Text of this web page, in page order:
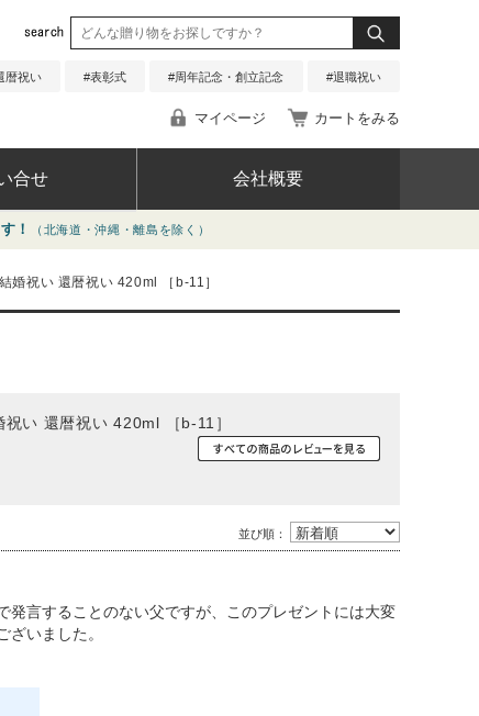
暦祝い 表彰式 周年記念・創立記念 退職祝い
マイページ カートをみる
合せ 会社概要
沖縄・離島を除く）
婚祝い 還暦祝い 420ml ［b-11］
い 還暦祝い 420ml ［b-11］
並び順：
発言することのない父ですが、このプレゼントには大変
いました。